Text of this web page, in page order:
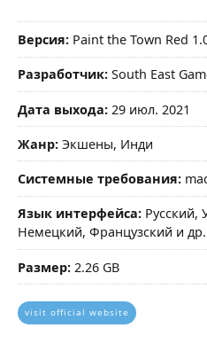
Версия: Paint the Town Red
Разработчик: South East
Дата выхода: 29 июл. 2021
Жанр: Экшены, Инди
Системные требования:
Язык интерфейса: Русский,
Немецкий, Французский и др.
Размер: 2.26 GB
visit official website